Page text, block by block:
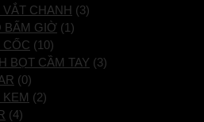
CHANH (3)
BẤM GIỜ (1)
(10)
BỌT CẦM TAY (3)
(0)
KEM (2)
(4)